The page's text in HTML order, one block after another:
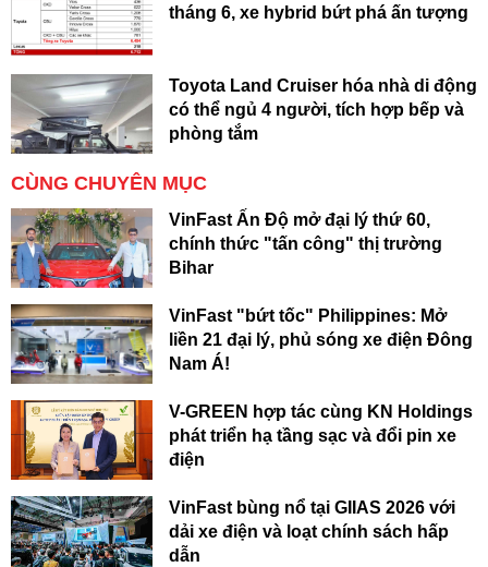
tháng 6, xe hybrid bứt phá ấn tượng
Toyota Land Cruiser hóa nhà di động
có thể ngủ 4 người, tích hợp bếp và
phòng tắm
CÙNG CHUYÊN MỤC
VinFast Ấn Độ mở đại lý thứ 60,
chính thức "tấn công" thị trường
Bihar
VinFast "bứt tốc" Philippines: Mở
liền 21 đại lý, phủ sóng xe điện Đông
Nam Á!
V-GREEN hợp tác cùng KN Holdings
phát triển hạ tầng sạc và đổi pin xe
điện
VinFast bùng nổ tại GIIAS 2026 với
dải xe điện và loạt chính sách hấp
dẫn